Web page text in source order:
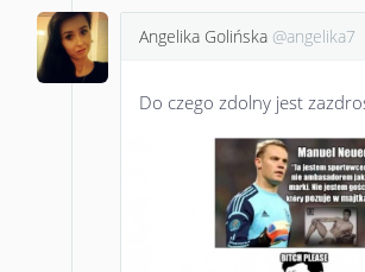
Angelika Golińska @angelika7
Do czego zdolny jest